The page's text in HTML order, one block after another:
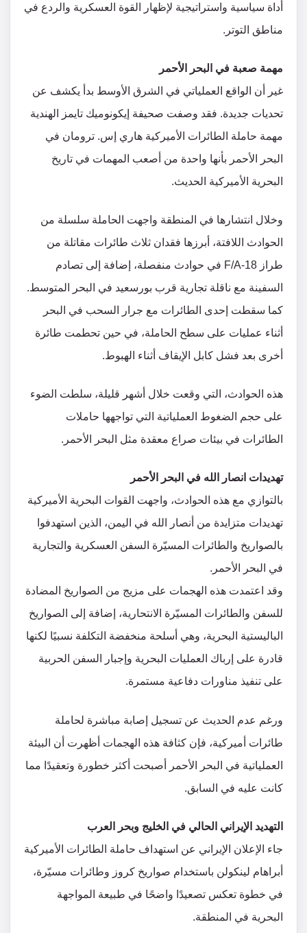
أداة سياسية واستراتيجية لإظهار القوة العسكرية والردع في
مناطق التوتر.
مهمة صعبة في البحر الأحمر
غير أن الواقع العملياتي في الشرق الأوسط بدأ يكشف عن
تحديات جديدة. فقد وصفت صحيفة إيكونوميك تايمز الهندية
مهمة حاملة الطائرات الأميركية هاري إس. ترومان في
البحر الأحمر بأنها واحدة من أصعب المهمات في تاريخ
البحرية الأميركية الحديث.
وخلال انتشارها في المنطقة واجهت الحاملة سلسلة من
الحوادث اللافتة، أبرزها فقدان ثلاث طائرات مقاتلة من
طراز F/A-18 في حوادث منفصلة، إضافة إلى تصادم
السفينة مع ناقلة تجارية قرب بورسعيد في البحر المتوسط.
كما سقطت إحدى الطائرات مع جرار السحب في البحر
أثناء عمليات على سطح الحاملة، في حين تحطمت طائرة
أخرى بعد فشل كابل الإيقاف أثناء الهبوط.
هذه الحوادث، التي وقعت خلال أشهر قليلة، سلطت الضوء
على حجم الضغوط العملياتية التي تواجهها حاملات
الطائرات في بيئات صراع معقدة مثل البحر الأحمر.
تهديدات انصار الله في البحر الأحمر
بالتوازي مع هذه الحوادث، واجهت القوات البحرية الأميركية
تهديدات متزايدة من أنصار الله في اليمن، الذين استهدفوا
بالصواريخ والطائرات المسيّرة السفن العسكرية والتجارية
في البحر الأحمر.
وقد اعتمدت هذه الهجمات على مزيج من الصواريخ المضادة
للسفن والطائرات المسيّرة الانتحارية، إضافة إلى الصواريخ
الباليستية البحرية، وهي أسلحة منخفضة التكلفة نسبيًا لكنها
قادرة على إرباك العمليات البحرية وإجبار السفن الحربية
على تنفيذ مناورات دفاعية مستمرة.
ورغم عدم الحديث عن تسجيل إصابة مباشرة لحاملة
طائرات أميركية، فإن كثافة هذه الهجمات أظهرت أن البيئة
العملياتية في البحر الأحمر أصبحت أكثر خطورة وتعقيدًا مما
كانت عليه في السابق.
التهديد الإيراني الحالي في الخليج وبحر العرب
جاء الإعلان الإيراني عن استهداف حاملة الطائرات الأميركية
أبراهام لينكولن باستخدام صواريخ كروز وطائرات مسيّرة،
في خطوة تعكس تصعيدًا واضحًا في طبيعة المواجهة
البحرية في المنطقة.